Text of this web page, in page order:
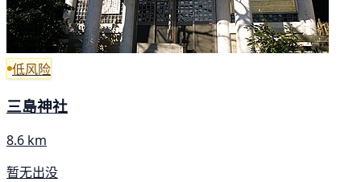
低风险
三島神社
8.6 km
暂无出没